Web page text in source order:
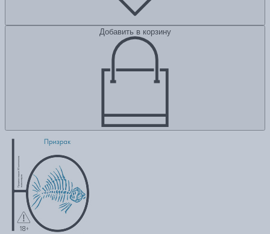
Добавить в корзину